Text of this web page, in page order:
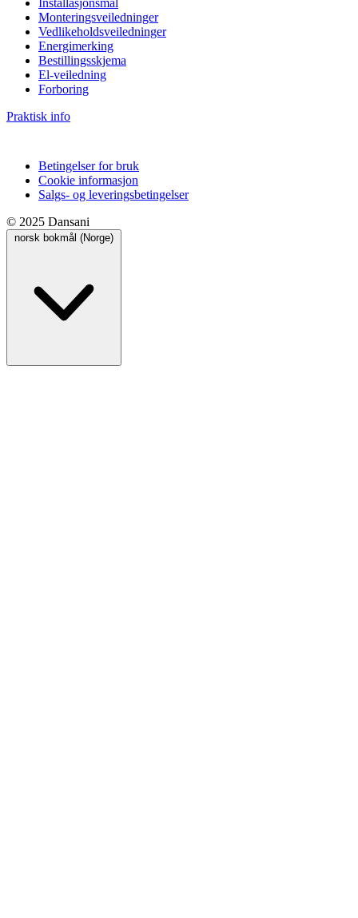
Monteringsveiledninger
Vedlikeholdsveiledninger
Energimerking
Bestillingsskjema
El-veiledning
Forboring
Praktisk info
Betingelser for bruk
Cookie informasjon
Salgs- og leveringsbetingelser
© 2025 Dansani
norsk bokmål (Norge)